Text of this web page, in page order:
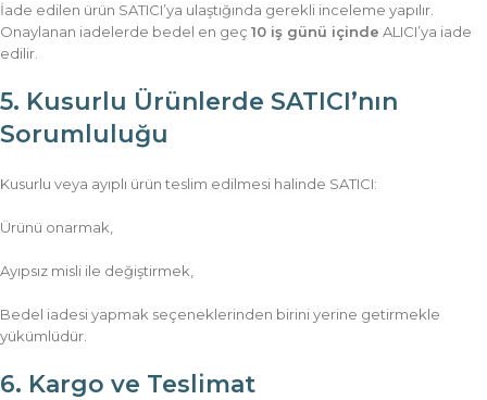
İade edilen ürün SATICI’ya ulaştığında gerekli inceleme yapılır.
Onaylanan iadelerde bedel en geç 10 iş günü içinde ALICI’ya iade
edilir.
5. Kusurlu Ürünlerde SATICI’nın
Sorumluluğu
Kusurlu veya ayıplı ürün teslim edilmesi halinde SATICI:
Ürünü onarmak,
Ayıpsız misli ile değiştirmek,
Bedel iadesi yapmak seçeneklerinden birini yerine getirmekle
yükümlüdür.
6. Kargo ve Teslimat